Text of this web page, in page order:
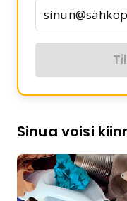
Sinua voisi